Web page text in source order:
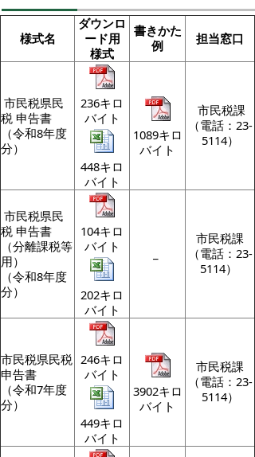
様式名
ダウンロ
ード用
様式
書きかた
例
担当窓口
市民税県民
税 申告書
（令和8年度
分）
236キロ
バイト
448キロ
バイト
1089キロ
バイト
市民税課
（電話：23-
5114）
市民税県民
税 申告書
（分離課税等
用）
（令和8年度
分）
104キロ
バイト
202キロ
バイト
市民税課
（電話：23-
5114）
市民税県民税
申告書
（令和7年度
分）
246キロ
バイト
449キロ
バイト
3902キロ
バイト
市民税課
（電話：23-
5114）